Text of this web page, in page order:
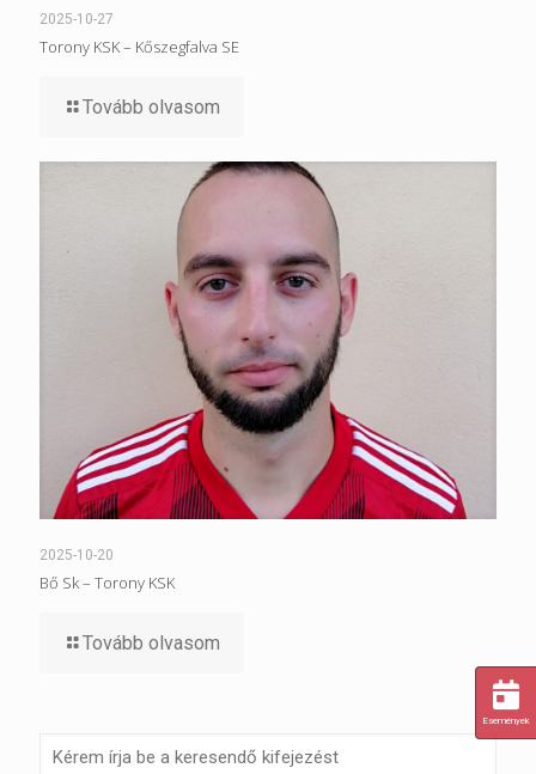
2025-10-27
Torony KSK – Kőszegfalva SE
Tovább olvasom
2025-10-20
Bő Sk – Torony KSK
Tovább olvasom
Események